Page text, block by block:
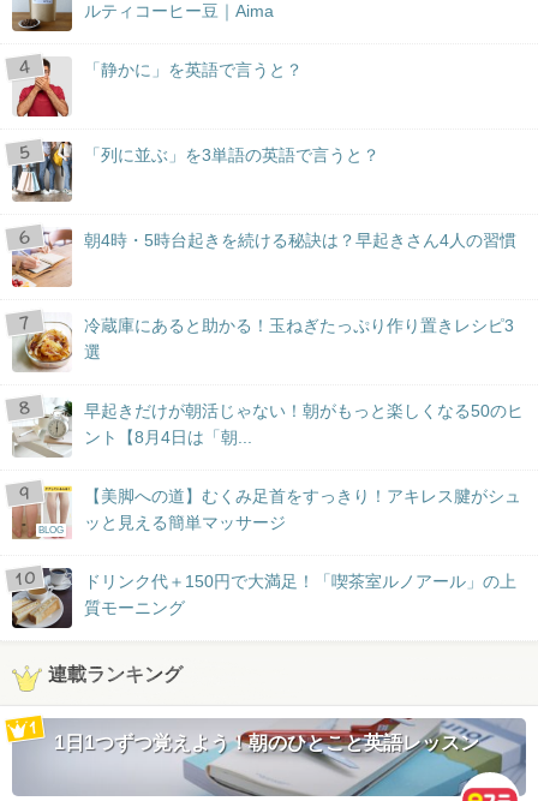
ルティコーヒー豆｜Aima
「静かに」を英語で言うと？
「列に並ぶ」を3単語の英語で言うと？
朝4時・5時台起きを続ける秘訣は？早起きさん4人の習慣
冷蔵庫にあると助かる！玉ねぎたっぷり作り置きレシピ3
選
早起きだけが朝活じゃない！朝がもっと楽しくなる50のヒ
ント【8月4日は「朝...
BLOG
【美脚への道】むくみ足首をすっきり！アキレス腱がシュ
ッと見える簡単マッサージ
ドリンク代＋150円で大満足！「喫茶室ルノアール」の上
質モーニング
連載ランキング
1日1つずつ覚えよう！朝のひとこと英語レッスン